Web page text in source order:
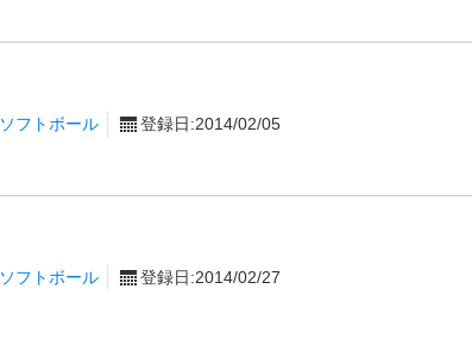
ソフトボール 登録日:2014/02/05
ソフトボール 登録日:2014/02/27